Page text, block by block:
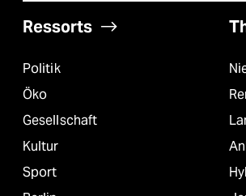
Ressorts
Politik
Öko
Gesellschaft
Kultur
Sport